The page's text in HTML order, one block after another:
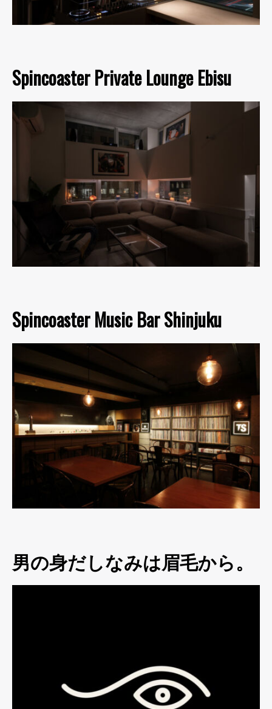
Spincoaster Private Lounge Ebisu
Spincoaster Music Bar Shinjuku
男の身だしなみは眉毛から。